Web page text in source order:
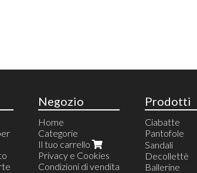
Negozio
Home
Categorie
Il tuo carrello
Privacy e Cookies
Condizioni di vendita
Prodotti
Ciabatte
Pantofole
Pantofola
Pantofola da
Pantofola
Sandali
Decollettè
Ballerine